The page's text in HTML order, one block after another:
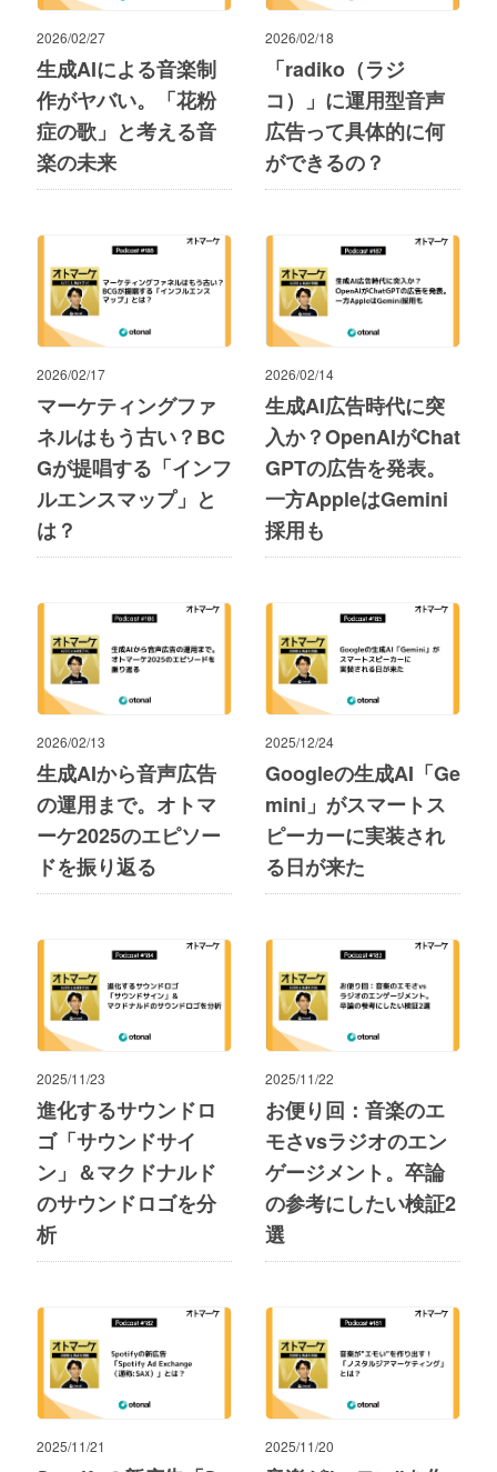
2026/02/27
生成AIによる音楽制
作がヤバい。「花粉
症の歌」と考える音
楽の未来
2026/02/18
「radiko（ラジ
コ）」に運用型音声
広告って具体的に何
ができるの？
2026/02/17
マーケティングファ
ネルはもう古い？BC
Gが提唱する「インフ
ルエンスマップ」と
は？
2026/02/14
生成AI広告時代に突
入か？OpenAIがChat
GPTの広告を発表。
一方AppleはGemini
採用も
2026/02/13
生成AIから音声広告
の運用まで。オトマ
ーケ2025のエピソー
ドを振り返る
2025/12/24
Googleの生成AI「Ge
mini」がスマートス
ピーカーに実装され
る日が来た
2025/11/23
進化するサウンドロ
ゴ「サウンドサイ
ン」＆マクドナルド
のサウンドロゴを分
析
2025/11/22
お便り回：音楽のエ
モさvsラジオのエン
ゲージメント。卒論
の参考にしたい検証2
選
2025/11/21 2025/11/20